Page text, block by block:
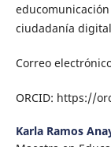
ciudadanía
Correo
ORCID: https://
Karla Ramos